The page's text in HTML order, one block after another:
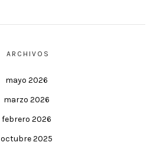
ARCHIVOS
mayo 2026
marzo 2026
febrero 2026
octubre 2025